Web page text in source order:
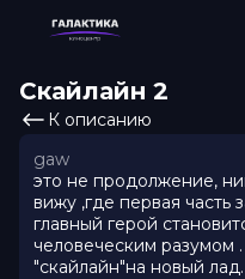
Скайлайн 2
К описанию
gaw
это не продолжение,
вижу ,где первая часть
главный герой
человеческим разумом
"скайлайн"на новый лад.